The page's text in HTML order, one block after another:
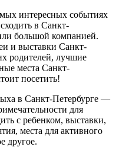
интересных событиях
в Санкт-
большой компанией.
и выставки Санкт-
родителей, лучшие
места Санкт-
посетить!
в Санкт-Петербурге —
для
с ребенком, выставки,
места для активного
другое.